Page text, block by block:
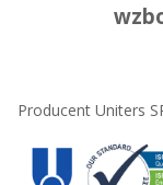
Producent Uniters